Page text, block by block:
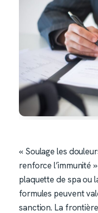
« Soulage les
renforce l’immunité
plaquette de spa ou
formules peuvent
sanction. La